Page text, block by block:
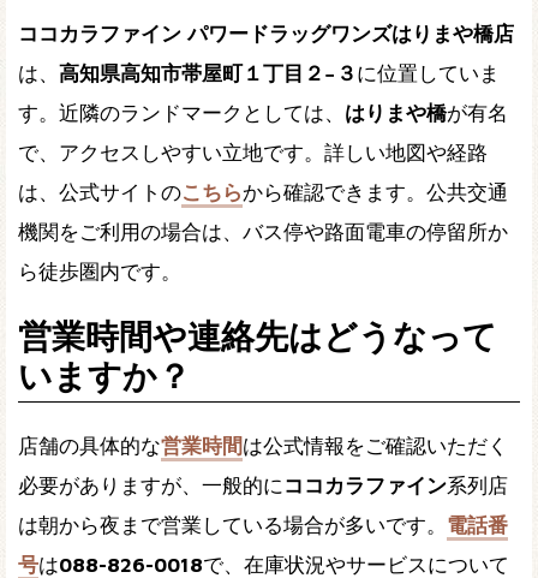
ココカラファイン パワードラッグワンズはりまや橋店
は、 高知県高知市帯屋町１丁目２−３ に位置していま
す。近隣のランドマークとしては、 はりまや橋が有名
で、アクセスしやすい立地です。詳しい地図や経路
は、公式サイトのこちらから確認できます。公共交通
機関をご利用の場合は、バス停や路面電車の停留所か
ら徒歩圏内です。
営業時間や連絡先はどうなって
いますか？
店舗の具体的な営業時間は公式情報をご確認いただく
必要がありますが、一般的に ココカラファイン系列店
は朝から夜まで営業している場合が多いです。 電話番
号は088-826-0018で、在庫状況やサービスについて